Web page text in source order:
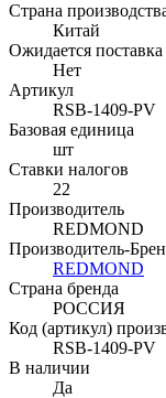
Страна
Китай
Ожидается поставка
Нет
Артикул
RSB-1409-PV
Базовая единица
шт
Ставки налогов
22
Производитель
REDMOND
Производитель-
REDMOND
Страна бренда
РОССИЯ
Код (артикул)
RSB-1409-PV
В наличии
Да